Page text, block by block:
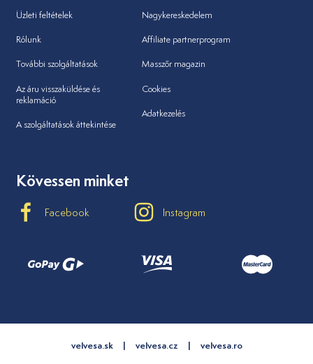
Üzleti feltételek
Rólunk
További szolgáltatások
Az áru visszaküldése és
reklamáció
A szolgáltatások áttekintése
Nagykereskedelem
Affiliate partnerprogram
Masszőr magazin
Cookies
Adatkezelés
Kövessen minket
Facebook Instagram
velvesa.sk velvesa.cz velvesa.ro